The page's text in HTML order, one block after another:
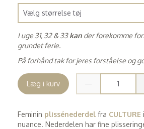
I uge 31, 32 & 33kan der forekomme
grundet ferie.
På forhånd tak for jeres forståelse og
Læg i kurv
Feminin plissénederdel fra CULTURE
nuance. Nederdelen har fine